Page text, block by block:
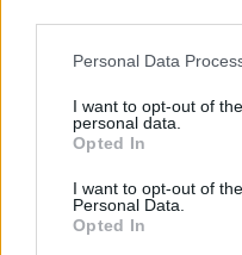
Personal Data
I want to opt-out of
personal data.
Opted In
I want to opt-out of
Personal Data.
Opted In